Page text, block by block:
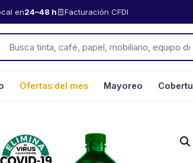
en24–48 h Facturación CFDI
Ofertas del mes Mayoreo